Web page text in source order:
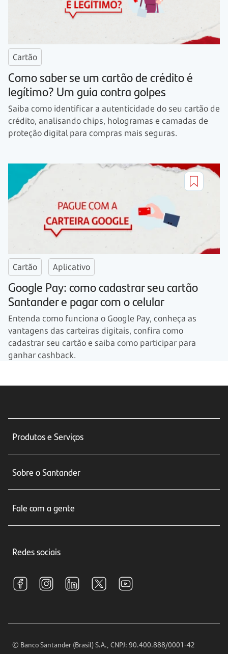
Cartão
Como saber se um cartão de crédito é
legítimo? Um guia contra golpes
Saiba como identificar a autenticidade do seu cartão de
crédito, analisando chips, hologramas e camadas de
proteção digital para compras mais seguras.
Cartão Aplicativo
Google Pay: como cadastrar seu cartão
Santander e pagar com o celular
Entenda como funciona o Google Pay, conheça as
vantagens das carteiras digitais, confira como
cadastrar seu cartão e saiba como participar para
ganhar cashback.
Produtos e Serviços
Seguros
Crédito e Financiamentos
Investimentos
Sobre o Santander
Relações com Investidores
Fale com a gente
Central de Renegociação
S.A.C
Encontre nossas agências
Horários de Atendimento
Redes sociais
© Banco Santander (Brasil) S.A., CNPJ: 90.400.888/0001-42